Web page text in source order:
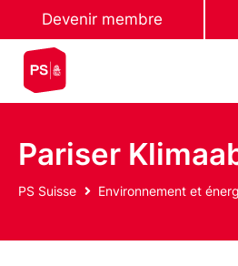
Devenir membre
Pariser
PS Suisse Environnement et